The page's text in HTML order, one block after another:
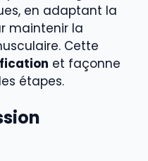
en adaptant la
maintenir la
Cette
et façonne
étapes.